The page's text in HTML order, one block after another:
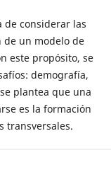
de considerar las
un modelo de
este propósito, se
demografía,
plantea que una
es la formación
transversales.